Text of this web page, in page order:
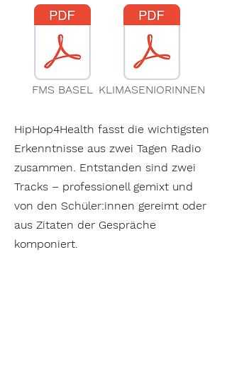
FMS BASEL KLIMASENIORINNEN
​​HipHop4Health fasst die wichtigsten
Erkenntnisse aus zwei Tagen Radio
zusammen. Entstanden sind zwei
Tracks – professionell gemixt und
von den Schüler:innen gereimt oder
aus Zitaten der Gespräche
komponiert.